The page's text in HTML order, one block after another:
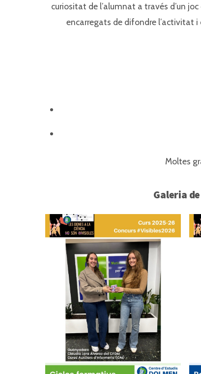
curiositat de l’alumnat a través d’un
encarregats de difondre l’activitat
Moltes
Galeria